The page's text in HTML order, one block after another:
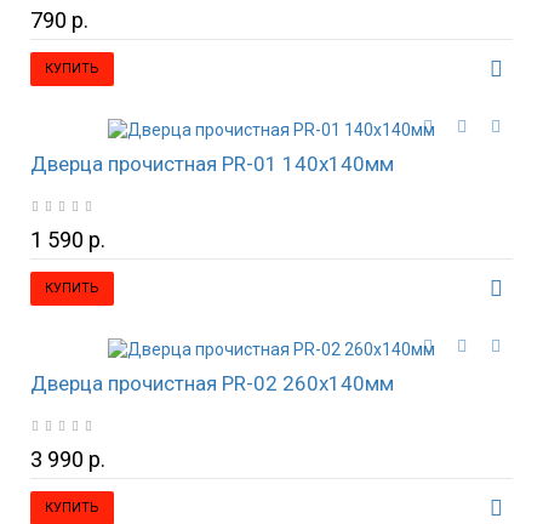
790 р.
КУПИТЬ
Дверца прочистная PR-01 140x140мм
1 590 р.
КУПИТЬ
Дверца прочистная PR-02 260x140мм
3 990 р.
КУПИТЬ